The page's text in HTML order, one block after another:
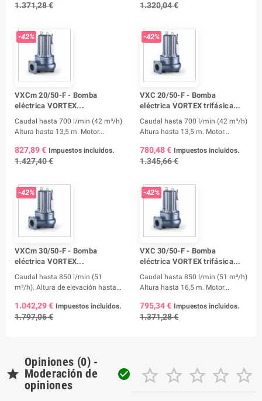
1.371,28 € 1.320,04 €
-42%
VXCm 20/50-F - Bomba
eléctrica VORTEX...
Caudal hasta 700 l/min (42 m³/h)
Altura hasta 13,5 m. Motor...
827,89 € Impuestos incluidos.
1.427,40 €
-42%
VXC 20/50-F - Bomba
eléctrica VORTEX trifásica...
Caudal hasta 700 l/min (42 m³/h)
Altura hasta 13,5 m. Motor...
780,48 € Impuestos incluidos.
1.345,66 €
-42%
VXCm 30/50-F - Bomba
eléctrica VORTEX...
Caudal hasta 850 l/min (51
m³/h). Altura de elevación hasta...
1.042,29 € Impuestos incluidos.
1.797,06 €
-42%
VXC 30/50-F - Bomba
eléctrica VORTEX trifásica...
Caudal hasta 850 l/min (51 m³/h)
Altura hasta 16,5 m. Motor...
795,34 € Impuestos incluidos.
1.371,28 €

Opiniones (0) -
Moderación de
opiniones
     